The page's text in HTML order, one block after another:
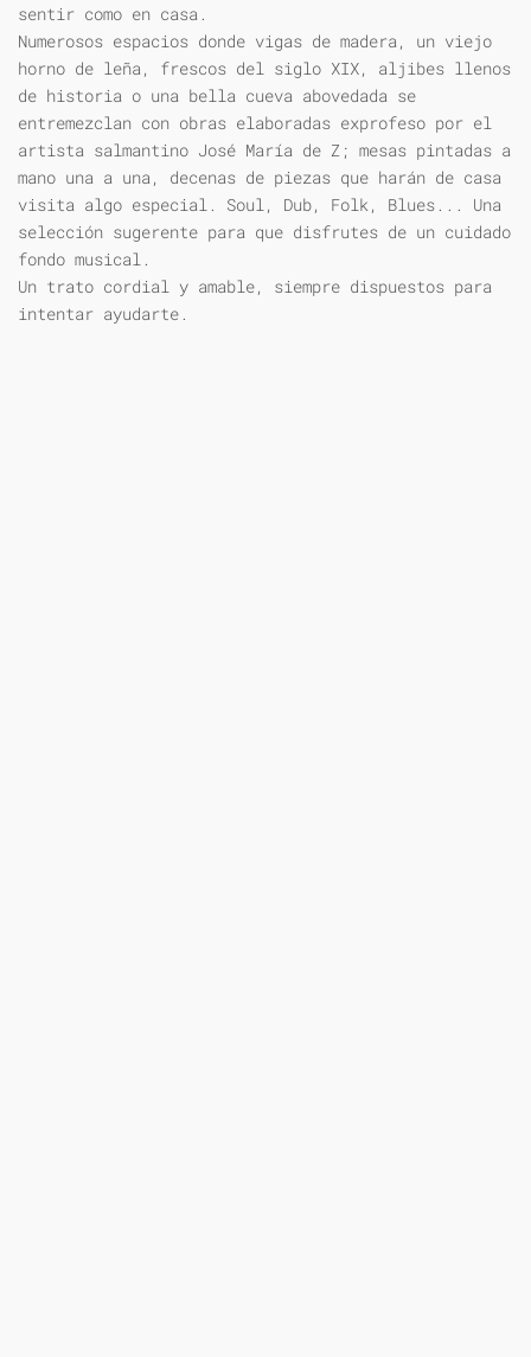
sentir como en casa.
Numerosos espacios donde vigas de madera, un viejo
horno de leña, frescos del siglo XIX, aljibes llenos
de historia o una bella cueva abovedada se
entremezclan con obras elaboradas exprofeso por el
artista salmantino José María de Z; mesas pintadas a
mano una a una, decenas de piezas que harán de casa
visita algo especial. Soul, Dub, Folk, Blues... Una
selección sugerente para que disfrutes de un cuidado
fondo musical.
Un trato cordial y amable, siempre dispuestos para
intentar ayudarte.